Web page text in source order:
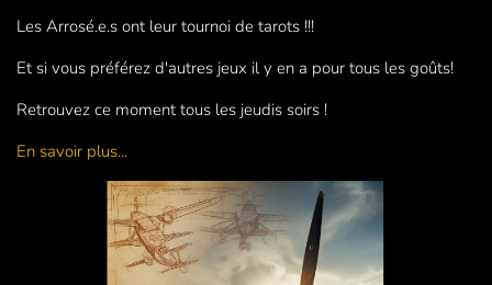
Les Arrosé.e.s ont leur tournoi de tarots !!!
Et si vous préférez d'autres jeux il y en a pour tous les goûts!
Retrouvez ce moment tous les jeudis soirs !
En savoir plus...